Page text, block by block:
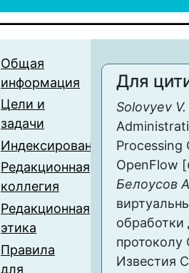
Общая
информация
Цели и
задачи
Индексирование
Редакционная
коллегия
Редакционная
этика
Правила
для
Для
Solovyev
Processing
OpenFlow [
Белоусов
обработки
протоколу
Известия